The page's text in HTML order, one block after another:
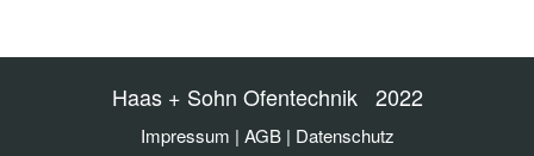
Haas + Sohn Ofentechnik 2022
Impressum | AGB| Datenschutz